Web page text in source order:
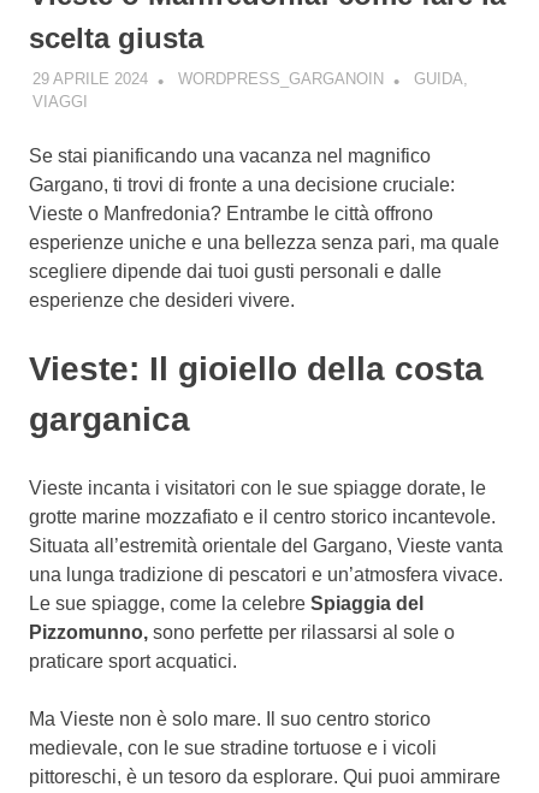
scelta giusta
29 APRILE 2024 WORDPRESS_GARGANOIN GUIDA,
VIAGGI
Se stai pianificando una vacanza nel magnifico
Gargano, ti trovi di fronte a una decisione cruciale:
Vieste o Manfredonia? Entrambe le città offrono
esperienze uniche e una bellezza senza pari, ma quale
scegliere dipende dai tuoi gusti personali e dalle
esperienze che desideri vivere.
Vieste: Il gioiello della costa
garganica
Vieste incanta i visitatori con le sue spiagge dorate, le
grotte marine mozzafiato e il centro storico incantevole.
Situata all’estremità orientale del Gargano, Vieste vanta
una lunga tradizione di pescatori e un’atmosfera vivace.
Le sue spiagge, come la celebre Spiaggia del
Pizzomunno, sono perfette per rilassarsi al sole o
praticare sport acquatici.
Ma Vieste non è solo mare. Il suo centro storico
medievale, con le sue stradine tortuose e i vicoli
pittoreschi, è un tesoro da esplorare. Qui puoi ammirare